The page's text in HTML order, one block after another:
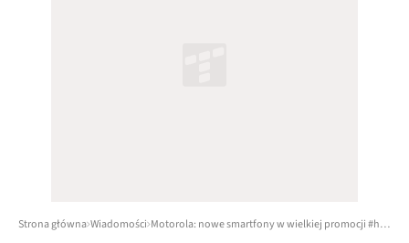
Strona główna Wiadomości Motorola: nowe smartfony w wielkiej promocji #hellomiesiącmoto